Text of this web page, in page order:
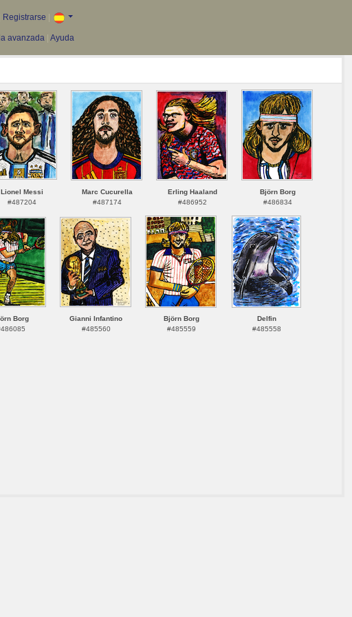
Registrarse
avanzada Ayuda
Lionel Messi
#487204
Marc Cucurella
#487174
Erling Haaland
#486952
Björn Borg
#486834
Borg
Gianni Infantino
#485560
Björn Borg
#485559
Delfin
#485558